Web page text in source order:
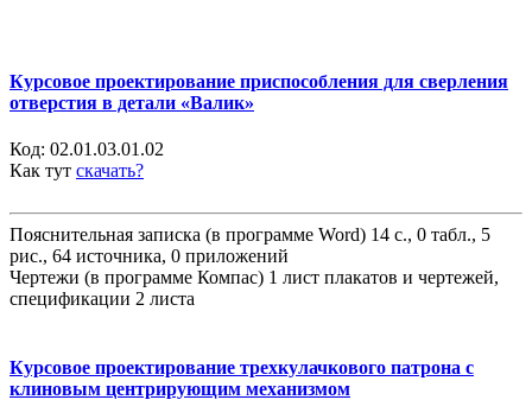
Курсовое проектирование приспособления для сверления
отверстия в детали «Валик»
Код: 02.01.03.01.02
Как тут скачать?
Пояснительная записка (в программе Word) 14 с., 0 табл., 5
рис., 64 источника, 0 приложений
Чертежи (в программе Компас) 1 лист плакатов и чертежей,
спецификации 2 листа
Курсовое проектирование трехкулачкового патрона с
клиновым центрирующим механизмом